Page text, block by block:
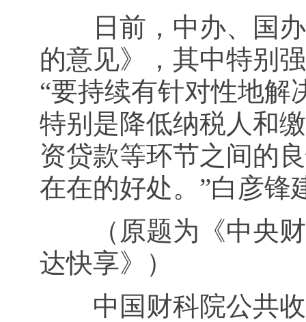
日前，中办、国办
的意见》，其中特别
“要持续有针对性地解
特别是降低纳税人和
资贷款等环节之间的
在在的好处。”白彦锋
（原题为《中央财
达快享》）
中国财科院公共收